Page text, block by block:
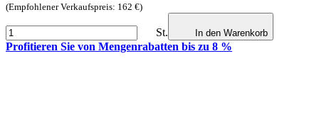
(Empfohlener Verkaufspreis: 162 €)
St. In den Warenkorb
Profitieren Sie von Mengenrabatten bis zu 8 %